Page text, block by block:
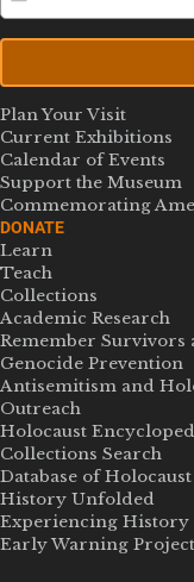
Plan Your Visit
Current Exhibitions
Calendar of Events
Support the Museum
Commemorating
DONATE
Learn
Teach
Collections
Academic Research
Remember Survivors
Genocide Prevention
Antisemitism and
Outreach
Holocaust
Collections Search
Database of
History Unfolded
Experiencing History
Early Warning Project